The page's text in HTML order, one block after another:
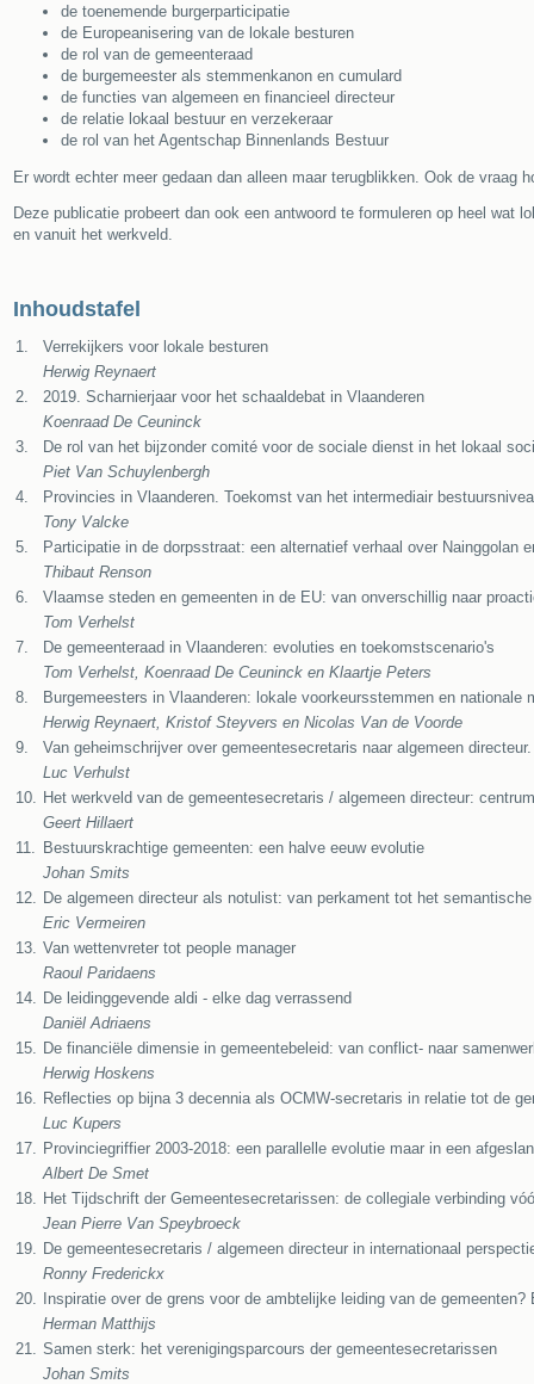
de toenemende burgerparticipatie
de Europeanisering van de lokale besturen
de rol van de gemeenteraad
de burgemeester als stemmenkanon en cumulard
de functies van algemeen en financieel directeur
de relatie lokaal bestuur en verzekeraar
de rol van het Agentschap Binnenlands Bestuur
Er wordt echter meer gedaan dan alleen maar terugblikken. Ook de vraag
Deze publicatie probeert dan ook een antwoord te formuleren op heel wat
en vanuit het werkveld.
Inhoudstafel
1.
Verrekijkers voor lokale besturen
Herwig Reynaert
2.
2019. Scharnierjaar voor het schaaldebat in Vlaanderen
Koenraad De Ceuninck
3.
De rol van het bijzonder comité voor de sociale dienst in het lokaal
Piet Van Schuylenbergh
4.
Provincies in Vlaanderen. Toekomst van het intermediair
Tony Valcke
5.
Participatie in de dorpsstraat: een alternatief verhaal over Nainggolan
Thibaut Renson
6.
Vlaamse steden en gemeenten in de EU: van onverschillig naar
Tom Verhelst
7.
De gemeenteraad in Vlaanderen: evoluties en toekomstscenario's
Tom Verhelst, Koenraad De Ceuninck en Klaartje Peters
8.
Burgemeesters in Vlaanderen: lokale voorkeursstemmen en nationale
Herwig Reynaert, Kristof Steyvers en Nicolas Van de Voorde
9.
Van geheimschrijver over gemeentesecretaris naar algemeen
Luc Verhulst
10. Het werkveld van de gemeentesecretaris / algemeen directeur:
Geert Hillaert
11. Bestuurskrachtige gemeenten: een halve eeuw evolutie
Johan Smits
12. De algemeen directeur als notulist: van perkament tot het
Eric Vermeiren
13. Van wettenvreter tot people manager
Raoul Paridaens
14. De leidinggevende aldi - elke dag verrassend
Daniël Adriaens
15. De financiële dimensie in gemeentebeleid: van conflict- naar
Herwig Hoskens
16. Reflecties op bijna 3 decennia als OCMW-secretaris in relatie tot de
Luc Kupers
17. Provinciegriffier 2003-2018: een parallelle evolutie maar in een
Albert De Smet
18. Het Tijdschrift der Gemeentesecretarissen: de collegiale verbinding
Jean Pierre Van Speybroeck
19. De gemeentesecretaris / algemeen directeur in internationaal
Ronny Frederickx
20.
Inspiratie over de grens voor de ambtelijke leiding van de
Herman Matthijs
21. Samen sterk: het verenigingsparcours der gemeentesecretarissen
Johan Smits